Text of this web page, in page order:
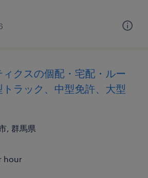
クスの個配・宅配・ルー
トラック、中型免許、大型
, 群馬県
hour